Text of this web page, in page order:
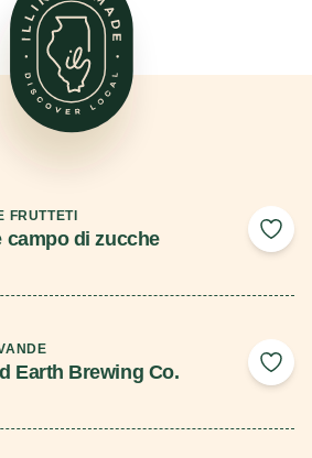
FRUTTETI
campo di zucche Add
Earth Brewing Co. Add